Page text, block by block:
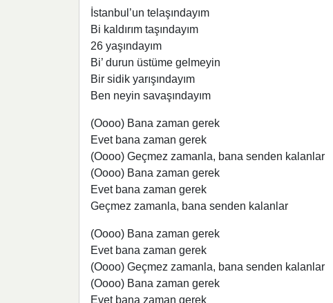
İstanbul’un telaşındayım
Bi kaldırım taşındayım
26 yaşındayım
Bi’ durun üstüme gelmeyin
Bir sidik yarışındayım
Ben neyin savaşındayım
(Oooo) Bana zaman gerek
Evet bana zaman gerek
(Oooo) Geçmez zamanla, bana senden kalanlar
(Oooo) Bana zaman gerek
Evet bana zaman gerek
Geçmez zamanla, bana senden kalanlar
(Oooo) Bana zaman gerek
Evet bana zaman gerek
(Oooo) Geçmez zamanla, bana senden kalanlar
(Oooo) Bana zaman gerek
Evet bana zaman gerek